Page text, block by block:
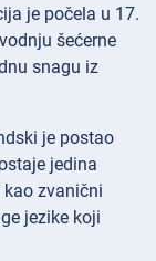
je počela u 17.
šećerne
snagu iz
je postao
jedina
zvanični
jezike koji